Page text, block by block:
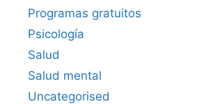
Programas gratuitos
Psicología
Salud
Salud mental
Uncategorised